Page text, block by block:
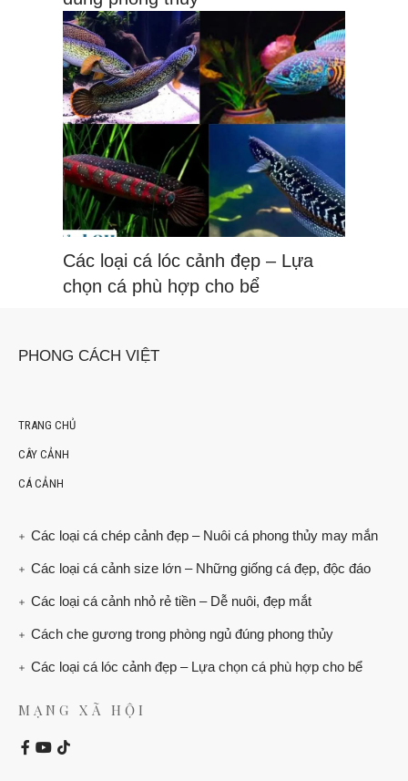
Các loại cá lóc cảnh đẹp – Lựa
chọn cá phù hợp cho bể
PHONG CÁCH VIỆT
TRANG CHỦ
CÂY CẢNH
CÁ CẢNH
Các loại cá chép cảnh đẹp – Nuôi cá phong thủy may mắn
Các loại cá cảnh size lớn – Những giống cá đẹp, độc đáo
Các loại cá cảnh nhỏ rẻ tiền – Dễ nuôi, đẹp mắt
Cách che gương trong phòng ngủ đúng phong thủy
Các loại cá lóc cảnh đẹp – Lựa chọn cá phù hợp cho bể
MẠNG XÃ HỘI